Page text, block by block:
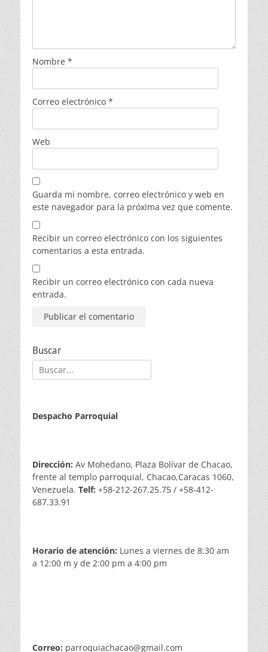
Nombre *
Correo electrónico *
Web
Guarda mi nombre, correo electrónico y web en
este navegador para la próxima vez que comente.
Recibir un correo electrónico con los siguientes
comentarios a esta entrada.
Recibir un correo electrónico con cada nueva
entrada.
Buscar
Buscar:
Despacho Parroquial
Dirección: Av Mohedano, Plaza Bolívar de Chacao,
frente al templo parroquial, Chacao,Caracas 1060,
Venezuela. Telf: +58-212-267.25.75 / +58-412-
687.33.91
Horario de atención: Lunes a viernes de 8:30 am
a 12:00 m y de 2:00 pm a 4:00 pm
Correo: parroquiachacao@gmail.com